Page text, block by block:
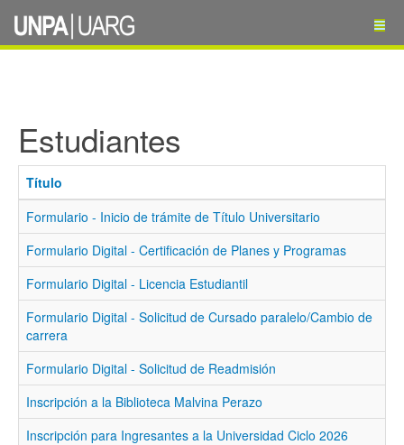
Estudiantes
Título
Formulario - Inicio de trámite de Título Universitario
Formulario Digital - Certificación de Planes y Programas
Formulario Digital - Licencia Estudiantil
Formulario Digital - Solicitud de Cursado paralelo/Cambio de
carrera
Formulario Digital - Solicitud de Readmisión
Inscripción a la Biblioteca Malvina Perazo
Inscripción para Ingresantes a la Universidad Ciclo 2026